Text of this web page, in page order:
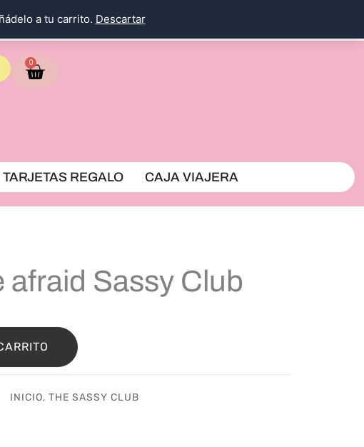
a tu carrito. Descartar
0
Carrito
TARJETAS REGALO CAJA VIAJERA
afraid Sassy Club
INICIO, THE SASSY CLUB